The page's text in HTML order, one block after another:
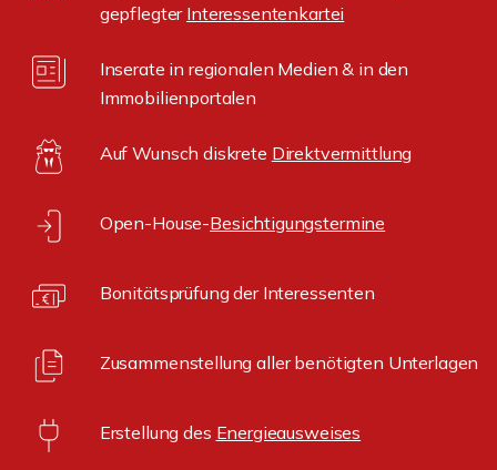
gepflegter Interessentenkartei
Inserate in regionalen Medien & in den
Immobilienportalen
Auf Wunsch diskrete Direktvermittlung
Open-House-Besichtigungstermine
Bonitätsprüfung der Interessenten
Zusammenstellung aller benötigten Unterlagen
Erstellung des Energieausweises